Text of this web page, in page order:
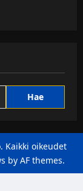
Kaikki oikeudet
by AF themes.